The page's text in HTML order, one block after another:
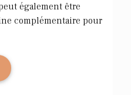
également être
complémentaire pour